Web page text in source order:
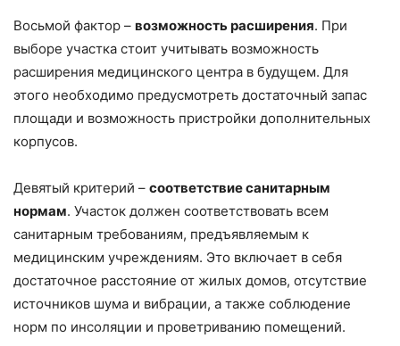
Восьмой фактор – возможность расширения. При
выборе участка стоит учитывать возможность
расширения медицинского центра в будущем. Для
этого необходимо предусмотреть достаточный запас
площади и возможность пристройки дополнительных
корпусов.
Девятый критерий – соответствие санитарным
нормам. Участок должен соответствовать всем
санитарным требованиям, предъявляемым к
медицинским учреждениям. Это включает в себя
достаточное расстояние от жилых домов, отсутствие
источников шума и вибрации, а также соблюдение
норм по инсоляции и проветриванию помещений.